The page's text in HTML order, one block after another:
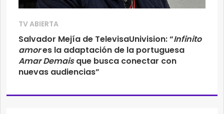
TV ABIERTA
Salvador Mejía de TelevisaUnivision: “Infinito
amores la adaptación de la portuguesa
Amar Demaisque busca conectar con
nuevas audiencias”